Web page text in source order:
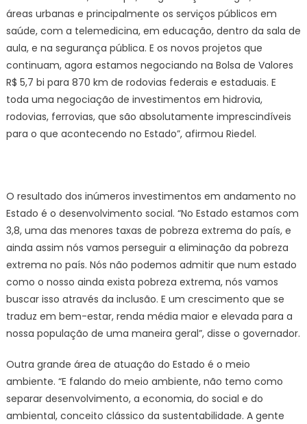
áreas urbanas e principalmente os serviços públicos em
saúde, com a telemedicina, em educação, dentro da sala de
aula, e na segurança pública. E os novos projetos que
continuam, agora estamos negociando na Bolsa de Valores
R$ 5,7 bi para 870 km de rodovias federais e estaduais. E
toda uma negociação de investimentos em hidrovia,
rodovias, ferrovias, que são absolutamente imprescindíveis
para o que acontecendo no Estado”, afirmou Riedel.
O resultado dos inúmeros investimentos em andamento no
Estado é o desenvolvimento social. “No Estado estamos com
3,8, uma das menores taxas de pobreza extrema do país, e
ainda assim nós vamos perseguir a eliminação da pobreza
extrema no país. Nós não podemos admitir que num estado
como o nosso ainda exista pobreza extrema, nós vamos
buscar isso através da inclusão. E um crescimento que se
traduz em bem-estar, renda média maior e elevada para a
nossa população de uma maneira geral”, disse o governador.
Outra grande área de atuação do Estado é o meio
ambiente. “E falando do meio ambiente, não temo como
separar desenvolvimento, a economia, do social e do
ambiental, conceito clássico da sustentabilidade. A gente